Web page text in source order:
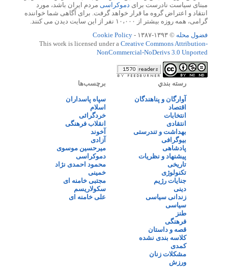
مبنای سیاست نادرست برای دموکراسی مردم ایران باشد، مورد
انتقاد و اعتراض گروه ما قرار خواهد گرفت. برای آگاهی شما خواننده
گرامی، همه روزه بیشتر از ۱۰،۰۰۰ نفر از این سایت دیدن می کنند.
فضول محله © ۱۳۹۳-۱۳۸۷ -
Cookie Policy
This work is licensed under a Creative Commons Attribution-
NonCommercial-NoDerivs 3.0 Unported
رسته بندي
آوارگان و پناهندگان
اقتصاد
انتخابات
انتقادی
بهداشت و تندرستی
بیوگرافی
پادشاهی
پیشنهاد و نظریات
تاریخی
تکنولوژی
جنایات رژیم
دینی
زندانی سیاسی
سیاسی
طنز
فرهنگی
قصه و داستان
کلاسه بندی نشده
کمدی
مشکلات زنان
ورزش
برچسب‌ها
سپاه پاسداران
اسلام
خردگرائی
انقلاب فرهنگی
آخوند
آزادی
میرحسین موسوی
دموکراسی
محمود احمدی نژاد
خمینی
مجتبی خامنه ای
سکولاریسم
علی خامنه ای